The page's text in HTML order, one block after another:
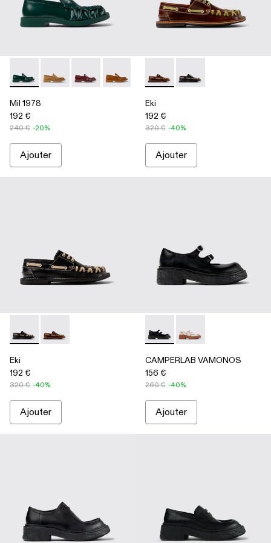
Mil 1978 - A500039-002 - Mocassins en cuir vert
Mil 1978 - A500039-006
Mil 1978 - A500039-005
Mil 1978 - A500039-003 - Mocassins
Mil 1978 - A500039-001 -
Mil 1978
192 €
240 € -20%
Ajouter
Eki - A500040-001 -
Eki - A500040-002 -
Eki
192 €
320 € -40%
Ajouter
Eki - A500040-002 - Chaussures bateau noires
Eki - A500040-001 - Chaussures bateau marron
Eki
192 €
320 € -40%
Ajouter
CAMPERLAB VAMONOS -
CAMPERLAB
CAMPERLAB VAMONOS
156 €
260 € -40%
Ajouter